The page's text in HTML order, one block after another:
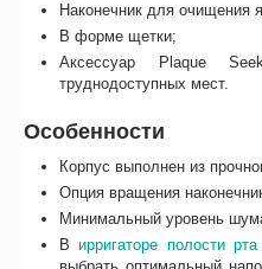
Наконечник для очищения
В форме щетки;
Аксессуар Plaque
труднодоступных мест.
Особенности
Корпус выполнен из
Опция вращения
Минимальный уровень
Вирригаторе полости